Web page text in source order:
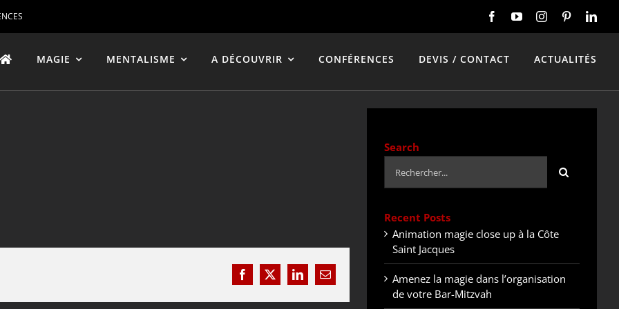
MAGIE MENTALISME A DÉCOUVRIR CONFÉRENCES DEVIS / CONTACT ACTUALITÉS
Facebook
X LinkedInEmail
Search
Recent Posts
Animation magie close up à la Côte
Saint Jacques
Amenez la magie dans l’organisation
de votre Bar-Mitzvah